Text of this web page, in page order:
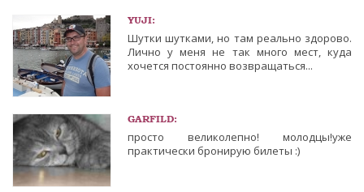
YUJI:
Шутки шутками, но там реально здорово.
Лично у меня не так много мест, куда
хочется постоянно возвращаться...
GARFILD:
просто великолепно! молодцы!уже
практически бронирую билеты :)